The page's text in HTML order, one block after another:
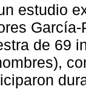
estudio
de 69